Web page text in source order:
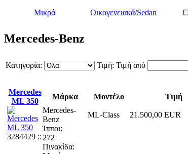
Μικρά Οικογενειακά/Sedan
Mercedes-Benz
Κατηγορία: Τιμή: Τιμή από
Mercedes
ML 350
Μάρκα Μοντέλο Τιμή
3284429 ::
Mercedes-
Benz
ML-Class 21.500,00 EUR
Ίπποι:
272
Πινακίδα: